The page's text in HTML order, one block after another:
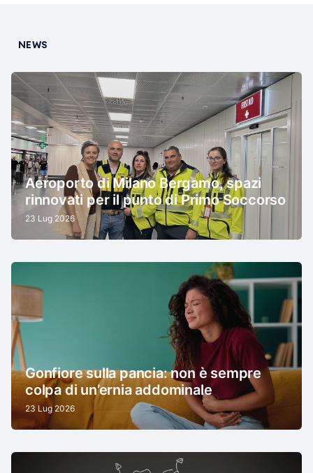
NEWS
Aeroporto di Milano Bergamo, spazi
rinnovati per il punto di Primo Soccorso
23 Lug 2026
Gonfiore sulla pancia: non è sempre
colpa di un’ernia addominale
23 Lug 2026